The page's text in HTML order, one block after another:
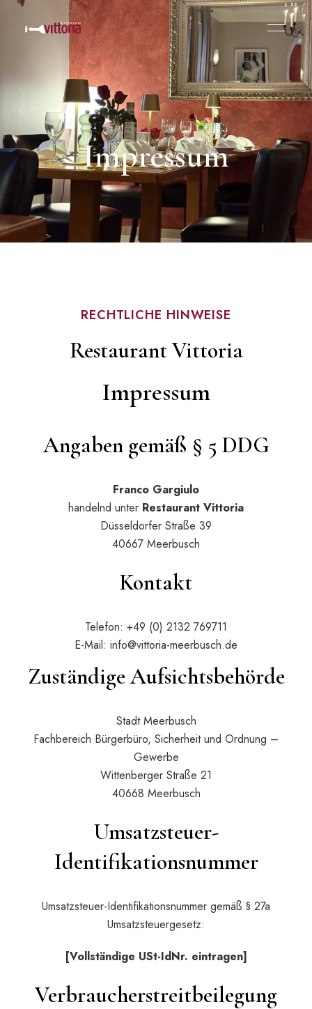
Impressum
RECHTLICHE HINWEISE
Restaurant Vittoria
Impressum
Angaben gemäß § 5 DDG
Franco Gargiulo
handelnd unter Restaurant Vittoria
Düsseldorfer Straße 39
40667 Meerbusch
Kontakt
Telefon: +49 (0) 2132 769711
E-Mail: info@vittoria-meerbusch.de
Zuständige Aufsichtsbehörde
Stadt Meerbusch
Fachbereich Bürgerbüro, Sicherheit und Ordnung –
Gewerbe
Wittenberger Straße 21
40668 Meerbusch
Umsatzsteuer-
Identifikationsnummer
Umsatzsteuer-Identifikationsnummer gemäß § 27a
Umsatzsteuergesetz:
[Vollständige USt-IdNr. eintragen]
Verbraucherstreitbeilegung